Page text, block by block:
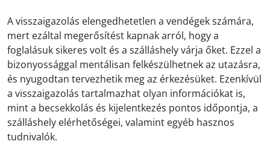
A visszaigazolás elengedhetetlen a vendégek számára,
mert ezáltal megerősítést kapnak arról, hogy a
foglalásuk sikeres volt és a szálláshely várja őket. Ezzel a
bizonyossággal mentálisan felkészülhetnek az utazásra,
és nyugodtan tervezhetik meg az érkezésüket. Ezenkívül
a visszaigazolás tartalmazhat olyan információkat is,
mint a becsekkolás és kijelentkezés pontos időpontja, a
szálláshely elérhetőségei, valamint egyéb hasznos
tudnivalók.